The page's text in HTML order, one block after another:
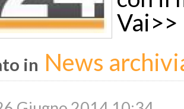
Vai>>
in News